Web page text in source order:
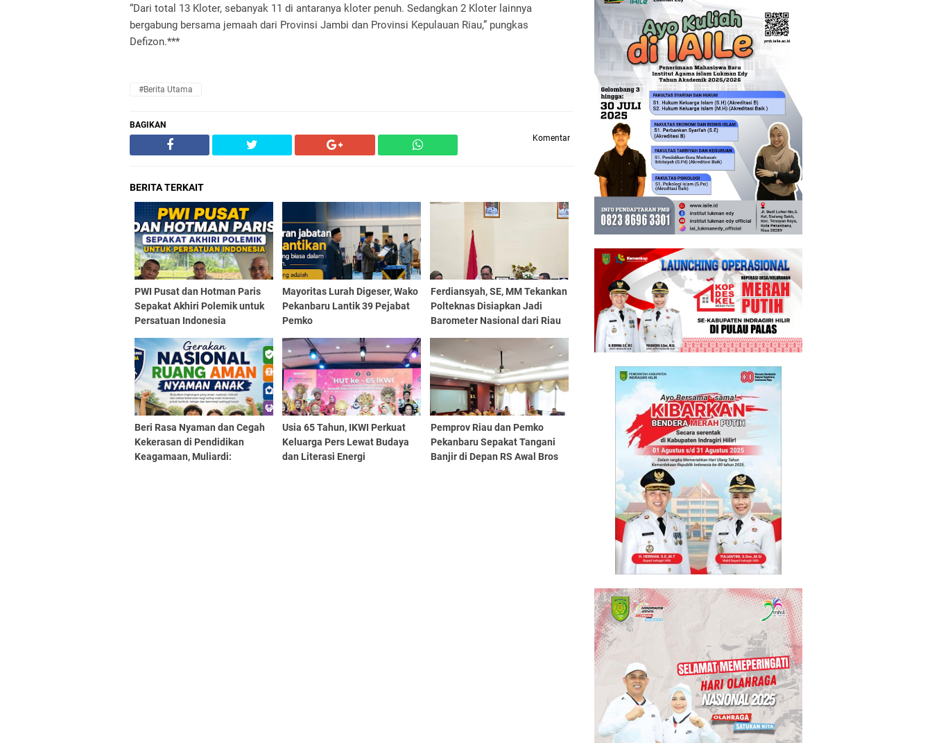
“Dari total 13 Kloter, sebanyak 11 di antaranya kloter penuh. Sedangkan 2 Kloter lainnya
bergabung bersama jemaah dari Provinsi Jambi dan Provinsi Kepulauan Riau,” pungkas
Defizon.***
#Berita Utama
BAGIKAN
Komentar
BERITA TERKAIT
PWI Pusat dan Hotman Paris
Sepakat Akhiri Polemik untuk
Persatuan Indonesia
Mayoritas Lurah Digeser, Wako
Pekanbaru Lantik 39 Pejabat
Pemko
Ferdiansyah, SE, MM Tekankan
Polteknas Disiapkan Jadi
Barometer Nasional dari Riau
Beri Rasa Nyaman dan Cegah
Kekerasan di Pendidikan
Keagamaan, Muliardi:
Usia 65 Tahun, IKWI Perkuat
Keluarga Pers Lewat Budaya
dan Literasi Energi
Pemprov Riau dan Pemko
Pekanbaru Sepakat Tangani
Banjir di Depan RS Awal Bros